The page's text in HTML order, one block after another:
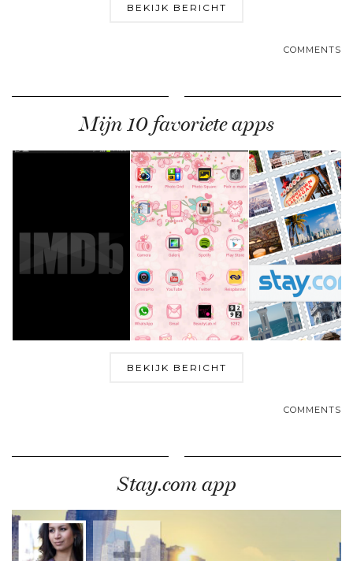
BEKIJK BERICHT
COMMENTS
Mijn 10 favoriete apps
BEKIJK BERICHT
COMMENTS
Stay.com app